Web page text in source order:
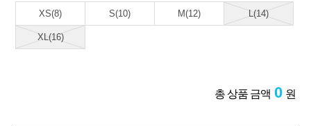
XS(8) S(10) M(12) L(14)
XL(16)
총 상품 금액 0 원